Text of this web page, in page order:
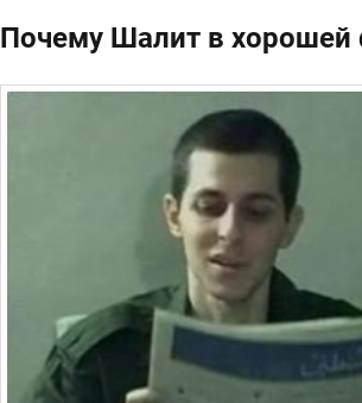
Почему Шалит в хорошей